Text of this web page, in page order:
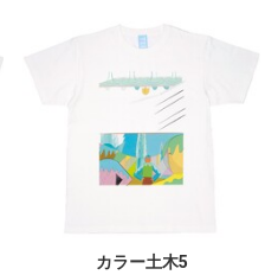
カラー土木5